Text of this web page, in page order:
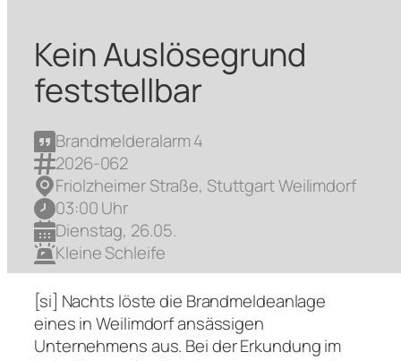
Kein Auslösegrund
feststellbar
Brandmelderalarm 4
2026-062
Friolzheimer Straße, Stuttgart Weilimdorf
03:00 Uhr
Dienstag, 26.05.
Kleine Schleife
[si] Nachts löste die Brandmeldeanlage
eines in Weilimdorf ansässigen
Unternehmens aus. Bei der Erkundung im